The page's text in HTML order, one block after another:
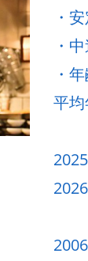
・
・
・
平